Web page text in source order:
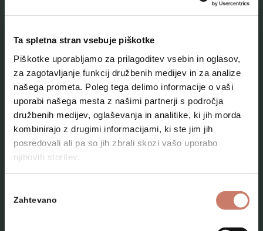
Ta spletna stran vsebuje piškotke
Piškotke uporabljamo za prilagoditev vsebin in oglasov,
za zagotavljanje funkcij družbenih medijev in za analize
našega prometa. Poleg tega delimo informacije o vaši
uporabi našega mesta z našimi partnerji s področja
družbenih medijev, oglaševanja in analitike, ki jih morda
kombinirajo z drugimi informacijami, ki ste jim jih
posredovali ali pa so jih zbrali skozi vašo uporabo
njihovih storitev.
soglasja
Zahtevano
O muzeju
Naše zbirke
Aktualno
Kontakt